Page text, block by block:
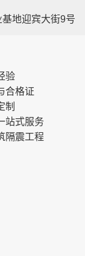
地迎宾大街9号
验
合格证
制
站式服务
隔震工程